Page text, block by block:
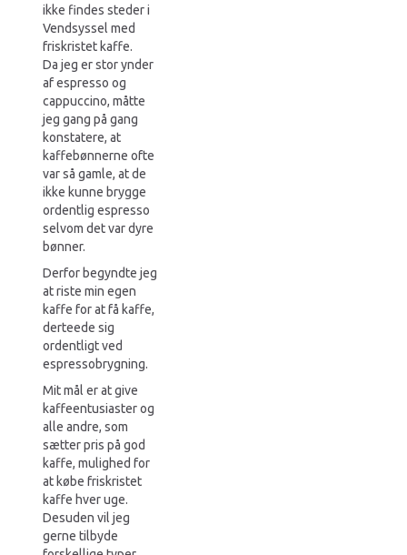
ikke findes steder i
Vendsyssel med
friskristet kaffe.
Da jeg er stor ynder
af espresso og
cappuccino, måtte
jeg gang på gang
konstatere, at
kaffebønnerne ofte
var så gamle, at de
ikke kunne brygge
ordentlig espresso
selvom det var dyre
bønner.
Derfor begyndte jeg
at riste min egen
kaffe for at få kaffe,
derteede sig
ordentligt ved
espressobrygning.
Mit mål er at give
kaffeentusiaster og
alle andre, som
sætter pris på god
kaffe, mulighed for
at købe friskristet
kaffe hver uge.
Desuden vil jeg
gerne tilbyde